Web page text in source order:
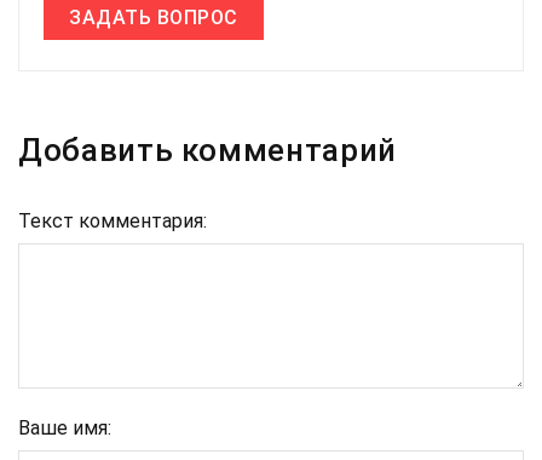
ЗАДАТЬ ВОПРОС
Добавить комментарий
Текст комментария:
Ваше имя: